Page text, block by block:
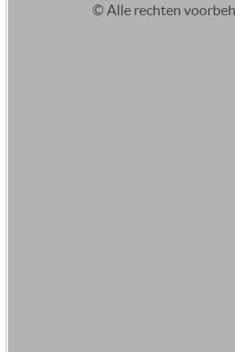
© Alle rechten